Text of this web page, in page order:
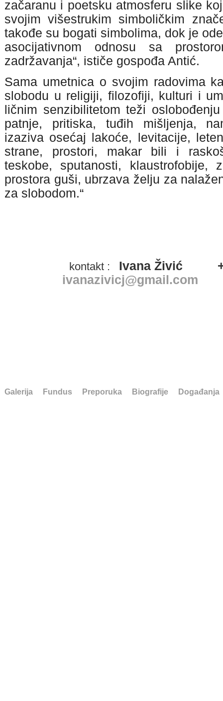
začaranu i poetsku atmosferu slike
svojim višestrukim simboličkim
takođe su bogati simbolima, dok je
asocijativnom odnosu sa
zadržavanja“, ističe gospođa Antić.
Sama umetnica o svojim radovima
slobodu u religiji, filozofiji, kulturi i
ličnim senzibilitetom teži
patnje, pritiska, tuđih mišljenja,
izaziva osećaj lakoće, levitacije,
strane, prostori, makar bili i
teskobe, sputanosti, klaustrofobije,
prostora guši, ubrzava želju za
za slobodom.“
kontakt : Ivana Živić
ivanazivicj@gmail.com
Galerija Fundus Preporuka Biografije Događanja